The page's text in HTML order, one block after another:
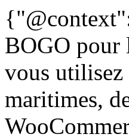
BOGO pour
vous utilisez
maritimes,